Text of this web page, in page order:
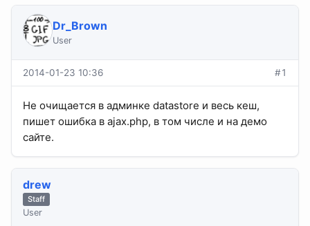
Dr_Brown
User
2014-01-23 10:36 #1
Не очищается в админке datastore и весь кеш,
пишет ошибка в ajax.php, в том числе и на демо
сайте.
drew
Staff
User